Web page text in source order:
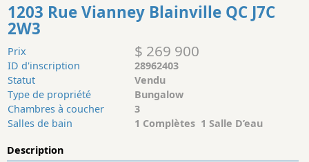
1203 Rue Vianney Blainville QC J7C
2W3
Prix $ 269 900
ID d'inscription
28962403
Statut
Vendu
Type de propriété
Bungalow
Chambres à coucher
3
Salles de bain
1 Complètes 1 Salle D’eau
Description